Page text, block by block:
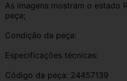
As imagens mostram o estado
peça;
Condição da peça:
Especificações técnicas:
Código da peça: 24457139